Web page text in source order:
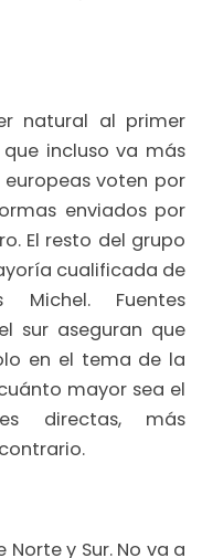
natural al primer
incluso va más
voten por
enviados por
El resto del grupo
cualificada de
Fuentes
sur aseguran que
en el tema de la
mayor sea el
directas, más
y Sur. No va a